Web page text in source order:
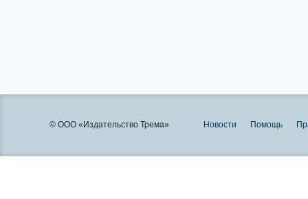
© ООО «Издательство Трема» Новости Помощь